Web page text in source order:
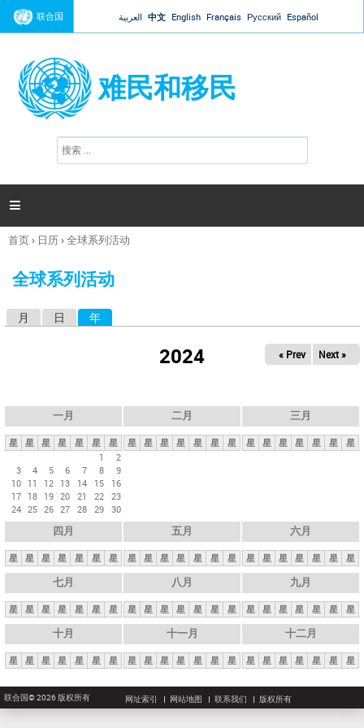
Jump to navigation
联合国 العربية 中文 English Français Русский Español
难民和移民
搜
索

你
这
首页› 日历›全球系列活动
全球系列活动
月 日 年
2024 « Prev Next »
一月
星 星 星 星 星 星
星
1
2
3
4 5 6 7 8
9
10 11 12 13 14 15
16
17 18 19 20 21 22 23
24 25 26 27 28 29 30
二月
星 星 星 星 星 星 星
三月
星 星 星 星 星 星 星
四月
星 星 星 星 星 星 星
五月
星 星 星 星 星 星 星
六月
星 星 星 星 星 星 星
七月
星 星 星 星 星 星 星
八月
星 星 星 星 星 星 星
九月
星 星 星 星 星 星 星
十月
星 星 星 星 星 星 星
十一月
星 星 星 星 星 星 星
十二月
星 星 星 星 星 星 星
联合国© 2026 版权所有 网址索引 网站地图 联系我们 版权所有